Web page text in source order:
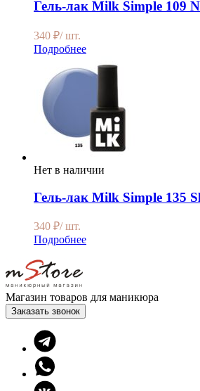
Гель-лак Milk Simple 109
340 ₽/ шт.
Подробнее
Нет в наличии
Гель-лак Milk Simple 135
340 ₽/ шт.
Подробнее
Магазин товаров для маникюра
Заказать звонок